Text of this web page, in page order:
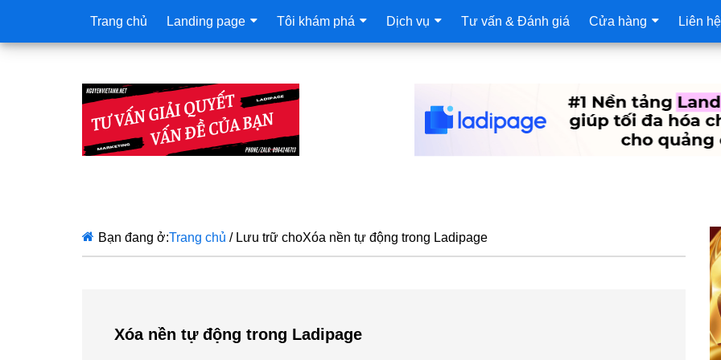
Trang chủ Landing page Tôi khám phá Dịch vụ Tư vấn & Đánh giá Cửa hàng Liên hệ
Bạn đang ở:Trang chủ /Lưu trữ choXóa nền tự động trong Ladipage
Xóa nền tự động trong Ladipage